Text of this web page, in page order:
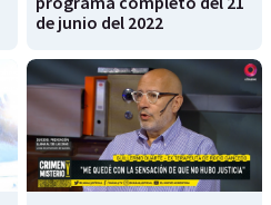
de junio del 2022